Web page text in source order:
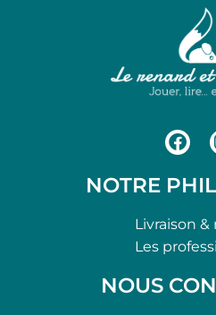
NOTRE
Livraison
Les
NOUS